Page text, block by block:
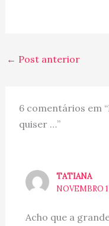
← Post anterior
6 comentários em
quiser …”
TATIANA
NOVEMBRO
Acho que a